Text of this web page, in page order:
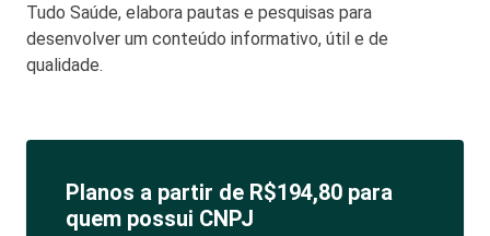
Tudo Saúde, elabora pautas e pesquisas para
desenvolver um conteúdo informativo, útil e de
qualidade.
Planos a partir de R$194,80 para
quem possui CNPJ